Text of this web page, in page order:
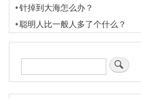
针掉到大海怎么办？
聪明人比一般人多了个什么？
搜
索